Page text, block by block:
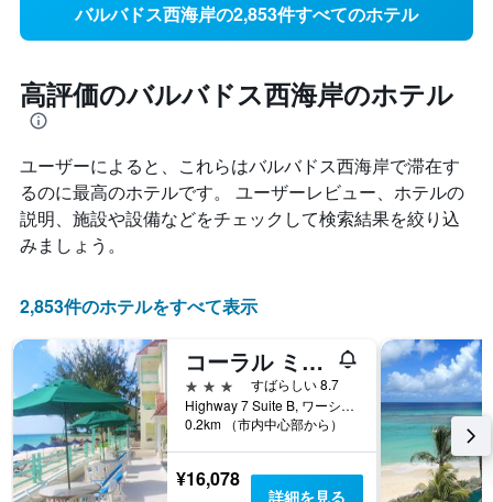
バルバドス西海岸の2,853件すべてのホテル
高評価のバルバドス西海岸のホテル
ユーザーによると、これらはバルバドス西海岸​で滞在す
るのに最高のホテルです。 ユーザーレビュー、ホテルの
説明、施設や設備などをチェックして検索結果を絞り込
みましょう。
2,853件のホテルをすべて表示
コーラル ミスト ビーチ ホテル
3つ星
すばらしい 8.7
Highway 7 Suite B, ワーシング, バルバドス
0.2km （市内中心部から）
¥16,078
詳細を見る